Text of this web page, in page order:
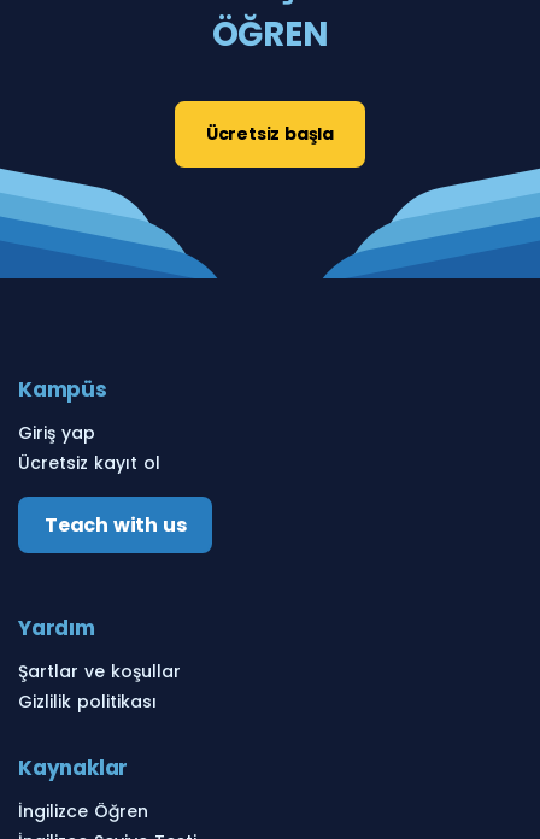
ÖĞREN
Ücretsiz başla
Kampüs
Giriş yap
Ücretsiz kayıt ol
Teach with us
Yardım
Şartlar ve koşullar
Gizlilik politikası
Kaynaklar
İngilizce Öğren